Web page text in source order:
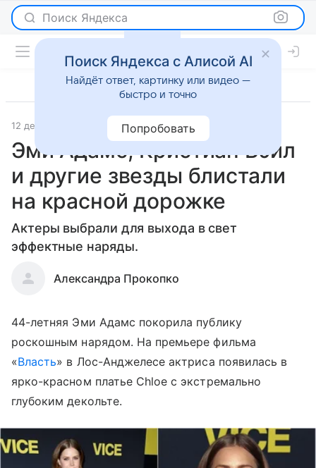
Поиск Яндекса
12 декабря 2018 Светская жизнь
Эми Адамс, Кристиан Бэйл
и другие звезды блистали
на красной дорожке
Актеры выбрали для выхода в свет
эффектные наряды.
Александра Прокопко
44-летняя Эми Адамс покорила публику
роскошным нарядом. На премьере фильма
«Власть» в Лос-Анджелесе актриса появилась в
ярко-красном платье Chloe с экстремально
глубоким декольте.
Поиск Яндекса с Алисой AI
Найдёт ответ, картинку или видео —
быстро и точно
Попробовать